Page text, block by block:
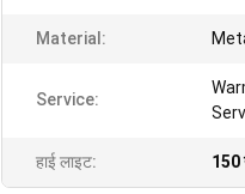
Material:
Service:
हाई लाइट: 150